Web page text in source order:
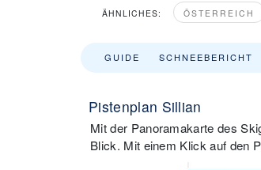
ÄHNLICHES: ÖSTERREICH
GUIDE SCHNEEBERICHT
Pistenplan Sillian
Mit der Panoramakarte des
Blick. Mit einem Klick auf den